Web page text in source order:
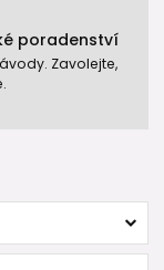
poradenství
Zavolejte,